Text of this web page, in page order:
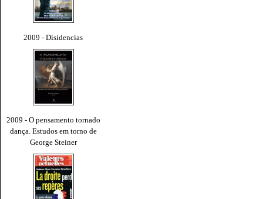
2009 - Disidencias
2009 - O pensamento tornado
dança. Estudos em torno de
George Steiner